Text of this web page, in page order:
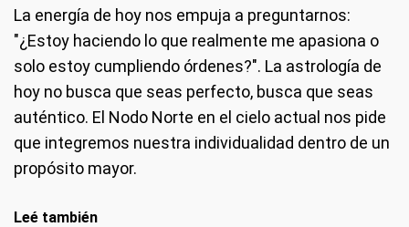
La energía de hoy nos empuja a preguntarnos:
"¿Estoy haciendo lo que realmente me apasiona o
solo estoy cumpliendo órdenes?". La astrología de
hoy no busca que seas perfecto, busca que seas
auténtico. El Nodo Norte en el cielo actual nos pide
que integremos nuestra individualidad dentro de un
propósito mayor.
Leé también